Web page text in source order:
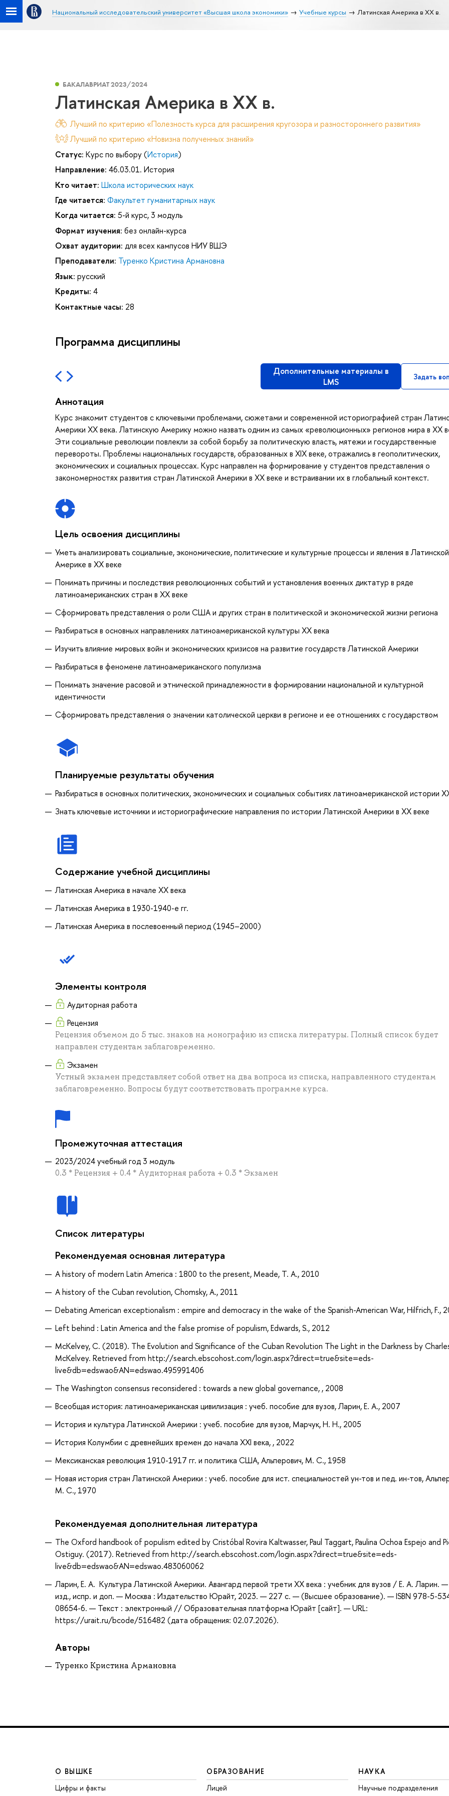
Национальный исследовательский университет «Высшая школа экономики» Учебные курсы Латинская Америка в ХХ в.
БАКАЛАВРИАТ 2023/2024
Латинская Америка в ХХ в.
Лучший по критерию «Полезность курса для расширения кругозора и разностороннего развития»
Лучший по критерию «Новизна полученных знаний»
Статус: Курс по выбору (История)
Направление: 46.03.01. История
Кто читает: Школа исторических наук
Где читается: Факультет гуманитарных наук
Когда читается: 5-й курс, 3 модуль
Формат изучения: без онлайн-курса
Охват аудитории: для всех кампусов НИУ ВШЭ
Преподаватели: Туренко Кристина Армановна
Язык: русский
Кредиты: 4
Контактные часы: 28
Программа дисциплины
Дополнительные материалы в
LMS
Задать
Аннотация
Курс знакомит студентов с ключевыми проблемами, сюжетами и современной историографией стран
Америки XX века. Латинскую Америку можно назвать одним из самых «революционных» регионов мира в XX
Эти социальные революции повлекли за собой борьбу за политическую власть, мятежи и государственные
перевороты. Проблемы национальных государств, образованных в XIX веке, отражались в геополитических,
экономических и социальных процессах. Курс направлен на формирование у студентов представления о
закономерностях развития стран Латинской Америки в XX веке и встраивании их в глобальный контекст.
Цель освоения дисциплины
Уметь анализировать социальные, экономические, политические и культурные процессы и явления в Латинской
Америке в XX веке
Понимать причины и последствия революционных событий и установления военных диктатур в ряде
латиноамериканских стран в XX веке
Сформировать представления о роли США и других стран в политической и экономической жизни региона
Разбираться в основных направлениях латиноамериканской культуры XX века
Изучить влияние мировых войн и экономических кризисов на развитие государств Латинской Америки
Разбираться в феномене латиноамериканского популизма
Понимать значение расовой и этнической принадлежности в формировании национальной и культурной
идентичности
Сформировать представления о значении католической церкви в регионе и ее отношениях с государством
Планируемые результаты обучения
Разбираться в основных политических, экономических и социальных событиях латиноамериканской истории
Знать ключевые источники и историографические направления по истории Латинской Америки в XX веке
Содержание учебной дисциплины
Латинская Америка в начале XX века
Латинская Америка в 1930-1940-е гг.
Латинская Америка в послевоенный период (1945–2000)
Элементы контроля
Аудиторная работа
Рецензия
Рецензия объемом до 5 тыс. знаков на монографию из списка литературы. Полный список будет
направлен студентам заблаговременно.
Экзамен
Устный экзамен представляет собой ответ на два вопроса из списка, направленного студентам
заблаговременно. Вопросы будут соответствовать программе курса.
Промежуточная аттестация
2023/2024 учебный год 3 модуль
0.3 * Рецензия + 0.4 * Аудиторная работа + 0.3 * Экзамен
Список литературы
Рекомендуемая основная литература
A history of modern Latin America : 1800 to the present, Meade, T. A., 2010
A history of the Cuban revolution, Chomsky, A., 2011
Debating American exceptionalism : empire and democracy in the wake of the Spanish-American War, Hilfrich, F.,
Left behind : Latin America and the false promise of populism, Edwards, S., 2012
McKelvey, C. (2018). The Evolution and Significance of the Cuban Revolution The Light in the Darkness by
McKelvey. Retrieved from http://search.ebscohost.com/login.aspx?direct=true&site=eds-
live&db=edswao&AN=edswao.495991406
The Washington consensus reconsidered : towards a new global governance, , 2008
Всеобщая история: латиноамериканская цивилизация : учеб. пособие для вузов, Ларин, Е. А., 2007
История и культура Латинской Америки : учеб. пособие для вузов, Марчук, Н. Н., 2005
История Колумбии с древнейших времен до начала XXI века, , 2022
Мексиканская революция 1910-1917 гг. и политика США, Альперович, М. С., 1958
Новая история стран Латинской Америки : учеб. пособие для ист. специальностей ун-тов и пед. ин-тов,
М. С., 1970
Рекомендуемая дополнительная литература
The Oxford handbook of populism edited by Cristóbal Rovira Kaltwasser, Paul Taggart, Paulina Ochoa Espejo and
Ostiguy. (2017). Retrieved from http://search.ebscohost.com/login.aspx?direct=true&site=eds-
live&db=edswao&AN=edswao.483060062
Ларин, Е. А. Культура Латинской Америки. Авангард первой трети ХХ века : учебник для вузов / Е. А. Ларин.
изд., испр. и доп. — Москва : Издательство Юрайт, 2023. — 227 с. — (Высшее образование). — ISBN 978-5-
08654-6. — Текст : электронный // Образовательная платформа Юрайт [сайт]. — URL:
https://urait.ru/bcode/516482 (дата обращения: 02.07.2026).
Авторы
Туренко Кристина Армановна
О ВЫШКЕ
Цифры и факты
ОБРАЗОВАНИЕ
Лицей
НАУКА
Научные подразделения